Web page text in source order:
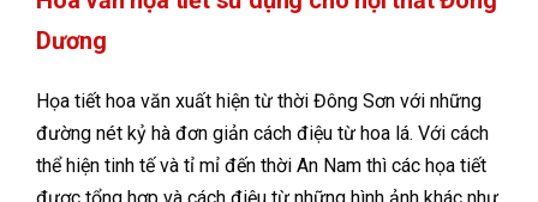
Dương
Họa tiết hoa văn xuất hiện từ thời Đông Sơn với những
đường nét kỷ hà đơn giản cách điệu từ hoa lá. Với cách
thể hiện tinh tế và tỉ mỉ đến thời An Nam thì các họa tiết
được tổng hợp và cách điệu từ những hình ảnh khác như